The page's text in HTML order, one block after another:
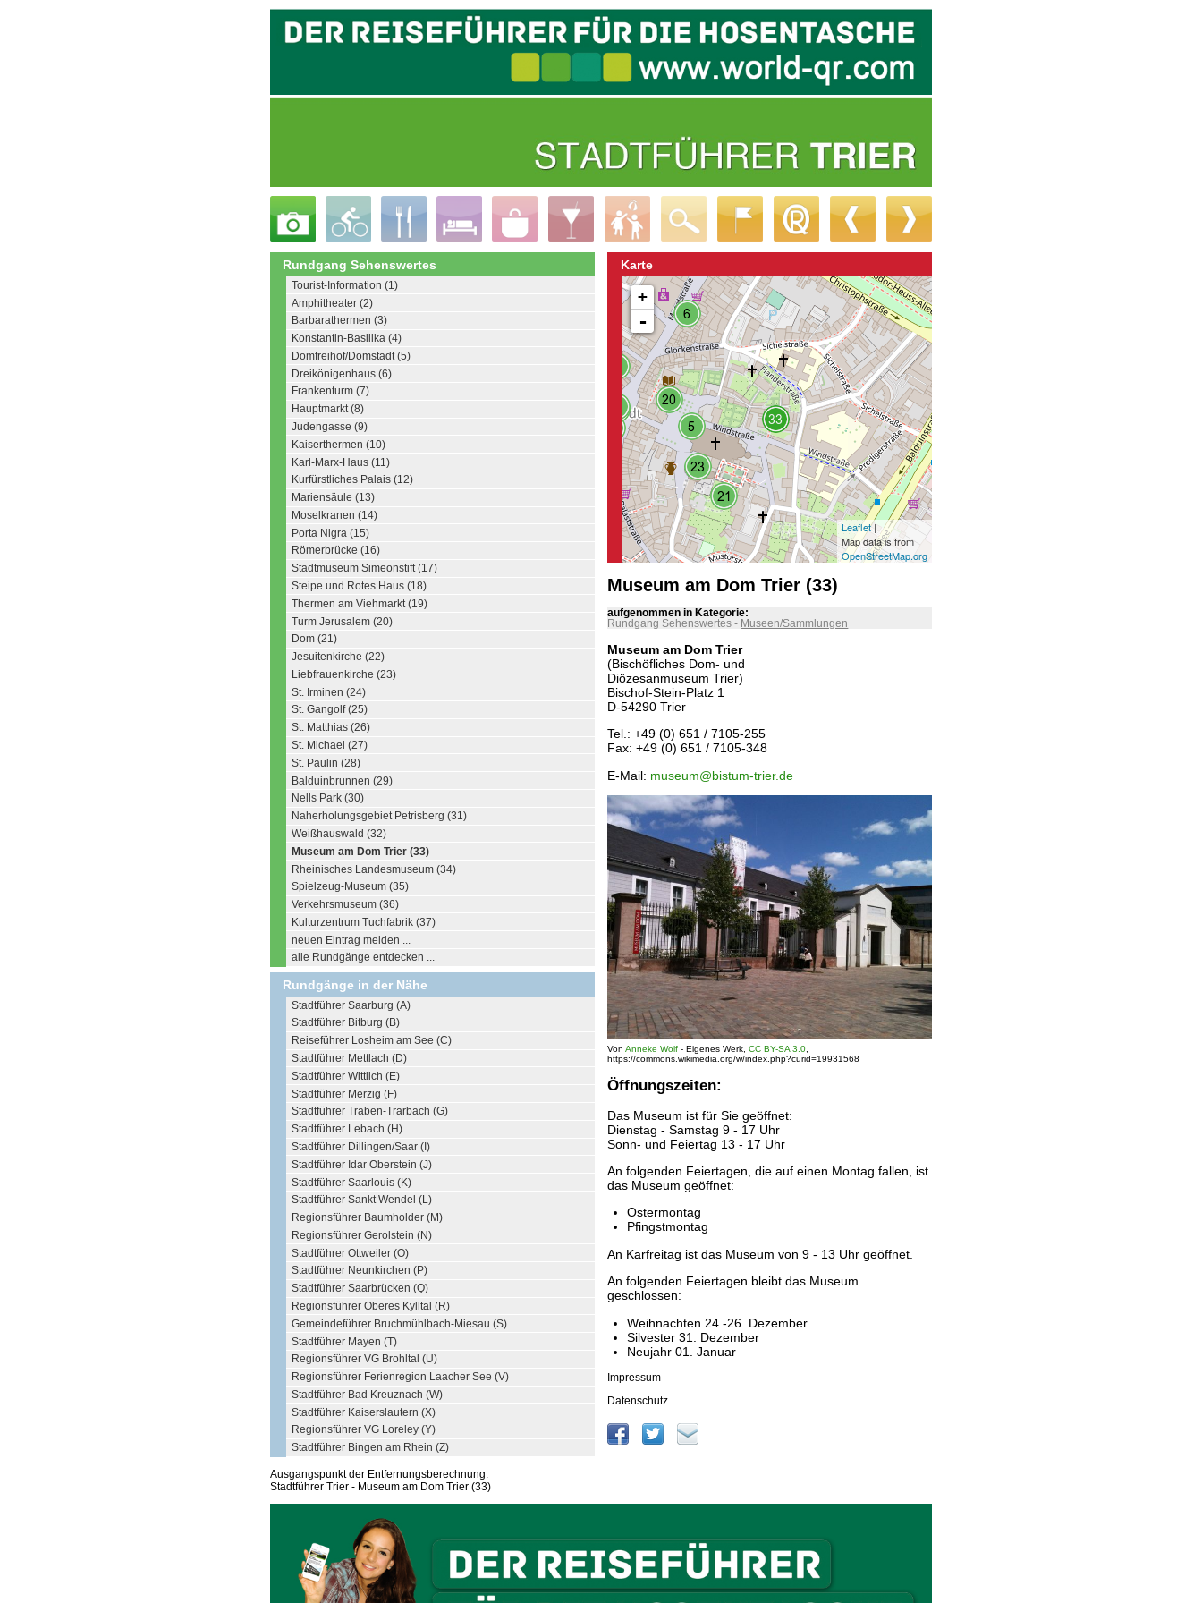
Rundgang Sehenswertes
Tourist-Information (1)
Amphitheater (2)
Barbarathermen (3)
Konstantin-Basilika (4)
Domfreihof/Domstadt (5)
Dreikönigenhaus (6)
Frankenturm (7)
Hauptmarkt (8)
Judengasse (9)
Kaiserthermen (10)
Karl-Marx-Haus (11)
Kurfürstliches Palais (12)
Mariensäule (13)
Moselkranen (14)
Porta Nigra (15)
Römerbrücke (16)
Stadtmuseum Simeonstift (17)
Steipe und Rotes Haus (18)
Thermen am Viehmarkt (19)
Turm Jerusalem (20)
Dom (21)
Jesuitenkirche (22)
Liebfrauenkirche (23)
St. Irminen (24)
St. Gangolf (25)
St. Matthias (26)
St. Michael (27)
St. Paulin (28)
Balduinbrunnen (29)
Nells Park (30)
Naherholungsgebiet Petrisberg (31)
Weißhauswald (32)
Museum am Dom Trier (33)
Rheinisches Landesmuseum (34)
Spielzeug-Museum (35)
Verkehrsmuseum (36)
Kulturzentrum Tuchfabrik (37)
neuen Eintrag melden ...
alle Rundgänge entdecken ...
Rundgänge in der Nähe
Stadtführer Saarburg (A)
Stadtführer Bitburg (B)
Reiseführer Losheim am See (C)
Stadtführer Mettlach (D)
Stadtführer Wittlich (E)
Stadtführer Merzig (F)
Stadtführer Traben-Trarbach (G)
Stadtführer Lebach (H)
Stadtführer Dillingen/Saar (I)
Stadtführer Idar Oberstein (J)
Stadtführer Saarlouis (K)
Stadtführer Sankt Wendel (L)
Regionsführer Baumholder (M)
Regionsführer Gerolstein (N)
Stadtführer Ottweiler (O)
Stadtführer Neunkirchen (P)
Stadtführer Saarbrücken (Q)
Regionsführer Oberes Kylltal (R)
Gemeindeführer Bruchmühlbach-Miesau (S)
Stadtführer Mayen (T)
Regionsführer VG Brohltal (U)
Regionsführer Ferienregion Laacher See (V)
Stadtführer Bad Kreuznach (W)
Stadtführer Kaiserslautern (X)
Regionsführer VG Loreley (Y)
Stadtführer Bingen am Rhein (Z)
Ausgangspunkt der Entfernungsberechnung:
Stadtführer Trier - Museum am Dom Trier (33)
Karte
+
-
Leaflet|
Map data is from
OpenStreetMap.org
Museum am Dom Trier (33)
aufgenommen in Kategorie:
Rundgang Sehenswertes - Museen/Sammlungen
Museum am Dom Trier
(Bischöfliches Dom- und
Diözesanmuseum Trier)
Bischof-Stein-Platz 1
D-54290 Trier
Tel.: +49 (0) 651 / 7105-255
Fax: +49 (0) 651 / 7105-348
E-Mail: museum@bistum-trier.de
VonAnneke Wolf -Eigenes Werk ,CC BY-SA 3.0
https://commons.wikimedia.org/w/index.php?curid=19931568
Öffnungszeiten:
Das Museum ist für Sie geöffnet:
Dienstag - Samstag 9 - 17 Uhr
Sonn- und Feiertag 13 - 17 Uhr
An folgenden Feiertagen, die auf einen Montag fallen, ist
das Museum geöffnet:
Ostermontag
Pfingstmontag
An Karfreitag ist das Museum von 9 - 13 Uhr geöffnet.
An folgenden Feiertagen bleibt das Museum
geschlossen:
Weihnachten 24.-26. Dezember
Silvester 31. Dezember
Neujahr 01. Januar
Impressum
Datenschutz